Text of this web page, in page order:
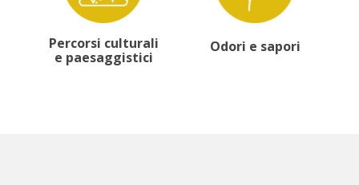
Percorsi culturali
e paesaggistici
Odori e sapori